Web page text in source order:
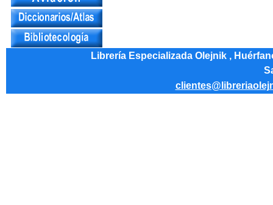
Librería Especializada Olejnik ,